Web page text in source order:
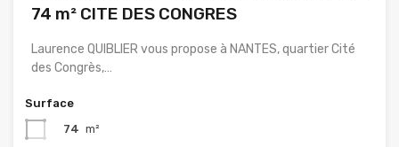
74 m² CITE DES CONGRES
Laurence QUIBLIER vous propose à NANTES, quartier Cité
des Congrès,…
Surface
74 m²